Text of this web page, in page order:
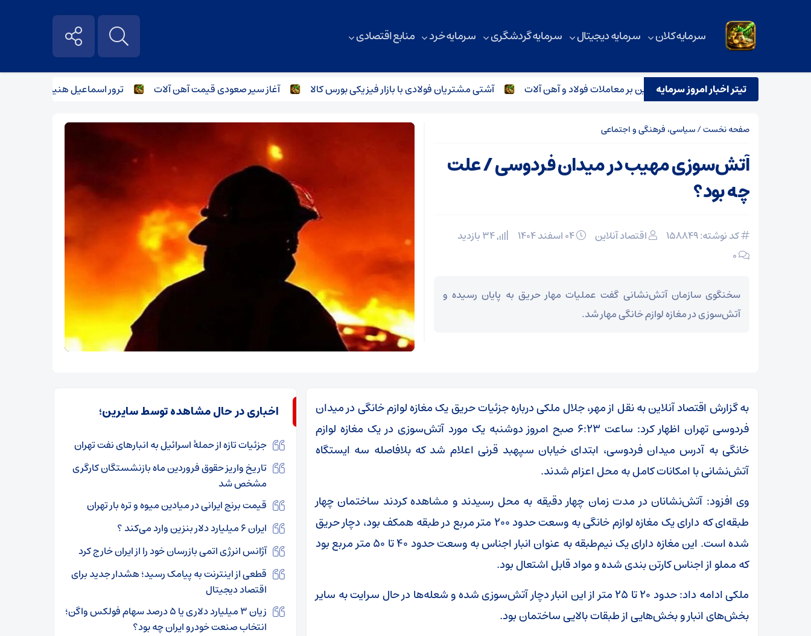
سرمایه کلان سرمایه دیجیتال سرمایه گردشگری سرمایه خرد منابع اقتصادی
تیتر اخبار امروز سرمایه
بررسی آماری بورس کالا؛ رکود سنگین بر معاملات فولاد و آهن آلات آشتی مشتریان فولادی با بازار فیزیکی بورس کالا آغاز سیر صعودی قیمت آهن آلات ترور اسماعیل هنیه و تاثیر آن بر
صفحه نخست/سیاسی، فرهنگی و اجتماعی
آتش‌سوزی مهیب در میدان فردوسی / علت
چه بود؟
کد نوشته: 158849 اقتصاد آنلاین
۰
سخنگوی سازمان آتش‌نشانی گفت عملیات مهار حریق به پایان رسیده و
آتش‌سوزی در مغازه لوازم خانگی مهار شد.
به گزارش اقتصاد آنلاین به نقل از مهر، جلال ملکی درباره جزئیات حریق یک مغازه لوازم خانگی در میدان
فردوسی تهران اظهار کرد: ساعت ۶:۲۳ صبح امروز دوشنبه یک مورد آتش‌سوزی در یک مغازه لوازم
خانگی به آدرس میدان فردوسی، ابتدای خیابان سپهبد قرنی اعلام شد که بلافاصله سه ایستگاه
آتش‌نشانی با امکانات کامل به محل اعزام شدند.
وی افزود: آتش‌نشانان در مدت زمان چهار دقیقه به محل رسیدند و مشاهده کردند ساختمان چهار
طبقه‌ای که دارای یک مغازه لوازم خانگی به وسعت حدود ۲۰۰ متر مربع در طبقه همکف بود، دچار حریق
شده است. این مغازه دارای یک نیم‌طبقه به عنوان انبار اجناس به وسعت حدود ۴۰ تا ۵۰ متر مربع بود
که مملو از اجناس کارتن بندی شده و مواد قابل اشتعال بود.
ملکی ادامه داد: حدود ۲۰ تا ۲۵ متر از این انبار دچار آتش‌سوزی شده و شعله‌ها در حال سرایت به سایر
بخش‌های انبار و بخش‌هایی از طبقات بالایی ساختمان بود.
اخباری در حال مشاهده توسط سایرین؛
جزئیات تازه از حملۀ اسرائیل به انبارهای نفت تهران
تاریخ واریز حقوق فروردین ماه بازنشستگان کارگری
مشخص شد
قیمت برنج ایرانی در میادین میوه و تره بار تهران
ایران ۶ میلیارد دلار بنزین وارد می‌کند ؟
آژانس انرژی اتمی بازرسان خود را از ایران خارج کرد
قطعی از اینترنت به پیامک رسید؛ هشدار جدید برای
اقتصاد دیجیتال
زیان ۳ میلیارد دلاری یا ۵ درصد سهام فولکس‌ واگن؛
انتخاب صنعت خودرو ایران چه بود؟